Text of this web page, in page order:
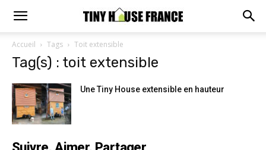
Accueil Tags Toit extensible
Tag(s) : toit extensible
Une Tiny House extensible en hauteur